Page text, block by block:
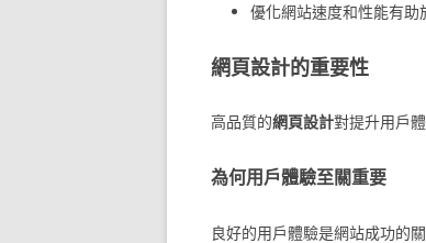
優化網站速度和性能有
網頁設計的重要性
高品質的網頁設計對提升用戶
為何用戶體驗至關重要
良好的用戶體驗是網站成功的